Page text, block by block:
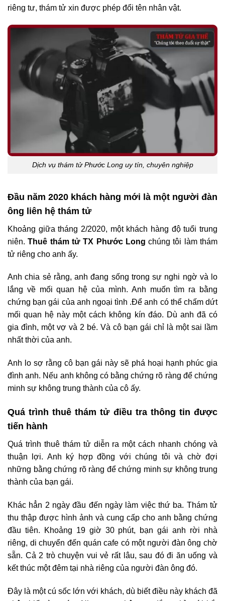
riêng tư, thám tử xin được phép đổi tên nhân vật.
Dịch vụ thám tử Phước Long uy tín, chuyên nghiệp
Đầu năm 2020 khách hàng mới là một người đàn
ông liên hệ thám tử
Khoảng giữa tháng 2/2020, một khách hàng độ tuổi trung
niên.Thuê thám tử TX Phước Long chúng tôi làm thám
tử riêng cho anh ấy.
Anh chia sẻ rằng, anh đang sống trong sự nghi ngờ và lo
lắng về mối quan hệ của mình. Anh muốn tìm ra bằng
chứng bạn gái của anh ngoại tình .Để anh có thể chấm dứt
mối quan hệ này một cách không kín đáo. Dù anh đã có
gia đình, một vợ và 2 bé. Và cô bạn gái chỉ là một sai lầm
nhất thời của anh.
Anh lo sợ rằng cô bạn gái này sẽ phá hoại hạnh phúc gia
đình anh. Nếu anh không có bằng chứng rõ ràng để chứng
minh sự không trung thành của cô ấy.
Quá trình thuê thám tử điều tra thông tin được
tiến hành
Quá trình thuê thám tử diễn ra một cách nhanh chóng và
thuận lợi. Anh ký hợp đồng với chúng tôi và chờ đợi
những bằng chứng rõ ràng để chứng minh sự không trung
thành của bạn gái.
Khác hẳn 2 ngày đầu đến ngày làm việc thứ ba. Thám tử
thu thập được hình ảnh và cung cấp cho anh bằng chứng
đầu tiên. Khoảng 19 giờ 30 phút, bạn gái anh rời nhà
riêng, di chuyển đến quán cafe có một người đàn ông chờ
sẵn. Cả 2 trò chuyện vui vẻ rất lâu, sau đó đi ăn uống và
kết thúc một đêm tại nhà riêng của người đàn ông đó.
Đây là một cú sốc lớn với khách, dù biết điều này khách đã